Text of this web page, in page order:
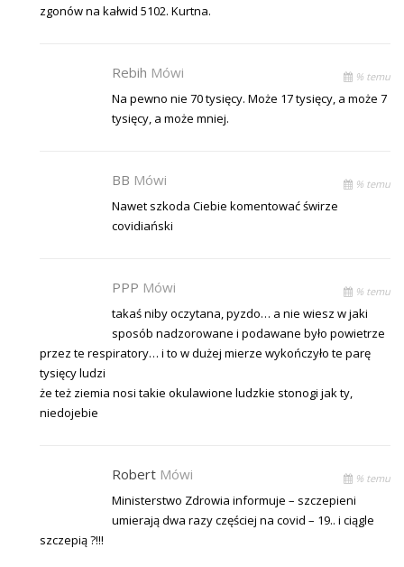
zgonów na kałwid 5102. Kurtna.
Rebih Mówi % temu
Na pewno nie 70 tysięcy. Może 17 tysięcy, a może 7
tysięcy, a może mniej.
BB Mówi % temu
Nawet szkoda Ciebie komentować świrze
covidiański
PPP Mówi % temu
takaś niby oczytana, pyzdo… a nie wiesz w jaki
sposób nadzorowane i podawane było powietrze
przez te respiratory… i to w dużej mierze wykończyło te parę
tysięcy ludzi
że też ziemia nosi takie okulawione ludzkie stonogi jak ty,
niedojebie
Robert Mówi % temu
Ministerstwo Zdrowia informuje – szczepieni
umierają dwa razy częściej na covid – 19.. i ciągle
szczepią ?!!!